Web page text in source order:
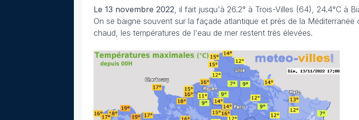
Le 13 novembre 2022, il fait jusqu'à 26.2° à Trois-Villes (64), 24.4°C à
On se baigne souvent sur la façade atlantique et près de la
chaud, les températures de l'eau de mer restent très élevées.